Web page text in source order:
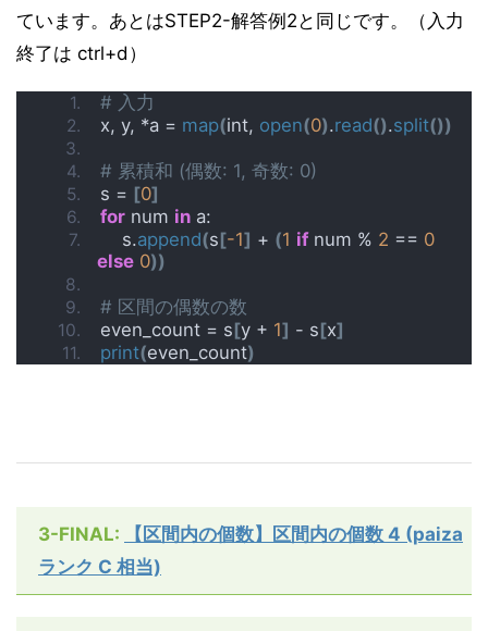
ています。あとはSTEP2-解答例2と同じです。（入力
終了は ctrl+d）
# 入力
x, y, *a = map(int, open(0).read().split())
# 累積和 (偶数: 1, 奇数: 0)
s = [0]
for num in a:
    s.
append(s[-1] + (1 if num % 2 == 0
else 0))
# 区間の偶数の数
even_count = s[y + 1] - s[x]
print(even_count)
3-FINAL:
【区間内の個数】区間内の個数 4 (paiza
ランク C 相当)